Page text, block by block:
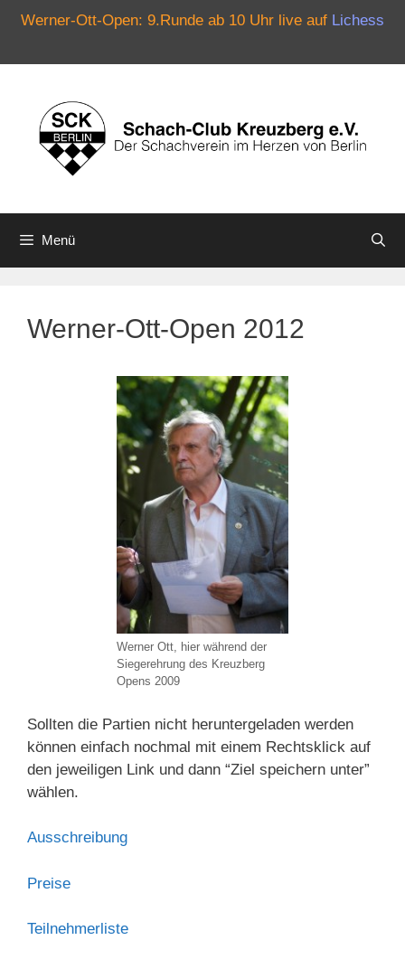
Werner-Ott-Open: 9.Runde ab 10 Uhr live auf Lichess
springen
Menü
Werner-Ott-Open 2012
Werner Ott, hier während der
Siegerehrung des Kreuzberg
Opens 2009
Sollten die Partien nicht heruntergeladen werden
können einfach nochmal mit einem Rechtsklick auf
den jeweiligen Link und dann “Ziel speichern unter”
wählen.
Ausschreibung
Preise
Teilnehmerliste